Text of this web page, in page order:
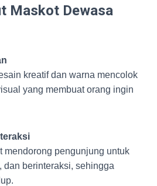
Maskot Dewasa
kreatif dan warna mencolok
yang membuat orang ingin
mendorong pengunjung untuk
dan berinteraksi, sehingga